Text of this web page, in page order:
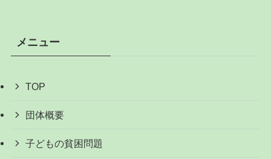
メニュー
TOP
団体概要
子どもの貧困問題